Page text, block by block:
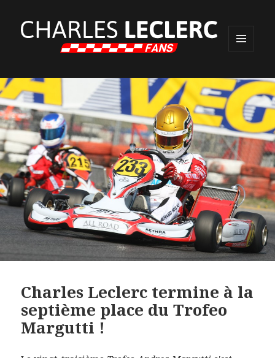
WIDGETS
Charles Leclerc termine à la
septième place du Trofeo
Margutti !